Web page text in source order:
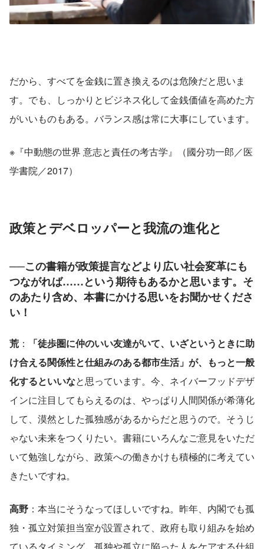
だから、すべてを金銭に置き換えるのは危険だと思いま
す。でも、しっかりとビジネス化して金銭価値を高めた方
がいいものもある。バランス感は常に大事にしています。
※『中動態の世界 意志と責任の考古学』（國分功一郎／医
学書院／2017）
政策とデベロッパーと我流の進化と
──この書籍が政策提言などより広い社会変革にも
つながれば……という期待もあるかと思います。そ
のあたり含め、本書にかける思いをお聞かせくださ
い！
荒 ：
「徒歩圏に仲のいい友達がいて、いざというときに助
け合える関係性と仕組みのある都市生活」が、もっと一般
化するといいなと思っています。今、ネイバーフッドデザ
インに注目してもらえるのは、やっぱり人間関係が希薄化
して、漠然とした孤独感があるからだと思うので。そうじ
ゃない未来をつくりたい。書籍にいろんなご意見をいただ
いて勉強しながら、政策への働きかけも積極的に考えてい
きたいですね。
高野 ：本当にそうなってほしいですね。昨年、内閣でも孤
独・孤立対策担当室が設置されて、政府も取り組みを始め
ているタイミング。孤独や孤立に陥った人をケアする仕組